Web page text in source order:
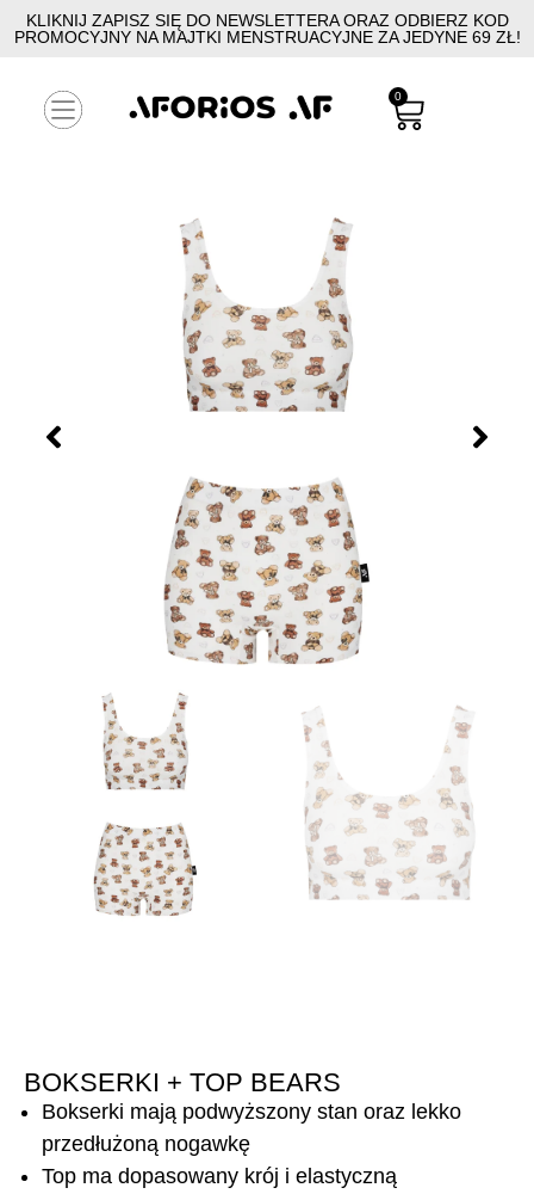
KLIKNIJ ZAPISZ SIĘ DO NEWSLETTERA ORAZ ODBIERZ KOD
PROMOCYJNY NA MAJTKI MENSTRUACYJNE ZA JEDYNE 69 ZŁ!
0
BOKSERKI + TOP BEARS
Bokserki mają podwyższony stan oraz lekko
przedłużoną nogawkę
Top ma dopasowany krój i elastyczną